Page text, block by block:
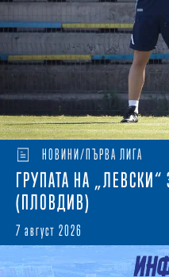
НОВИНИ/ПЪРВА ЛИГА
ГРУПАТА НА
(ПЛОВДИВ)
7 август 2026